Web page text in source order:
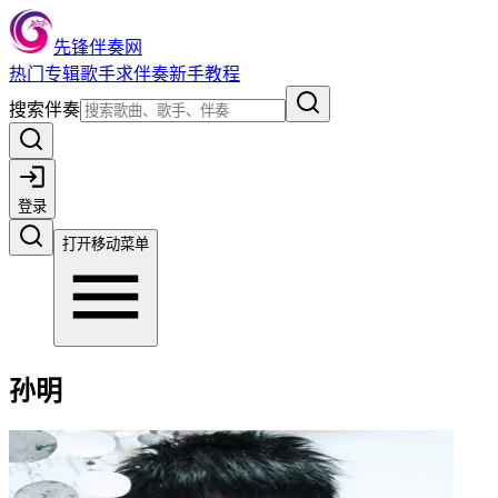
先锋伴奏网
热门 专辑歌手求伴奏新手教程
搜索伴奏
登录
打开移动菜单
孙明